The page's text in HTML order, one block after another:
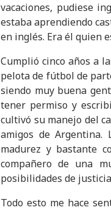
vacaciones, pudiese
estaba aprendiendo
en inglés. Era él quien
Cumplió cinco años a
pelota de fútbol de
siendo muy buena
tener permiso y
cultivó su manejo del
amigos de
madurez y bastante
compañero de una
posibilidades de
Todo esto me hace